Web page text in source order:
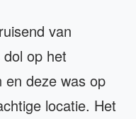
van
op het
deze was op
locatie. Het